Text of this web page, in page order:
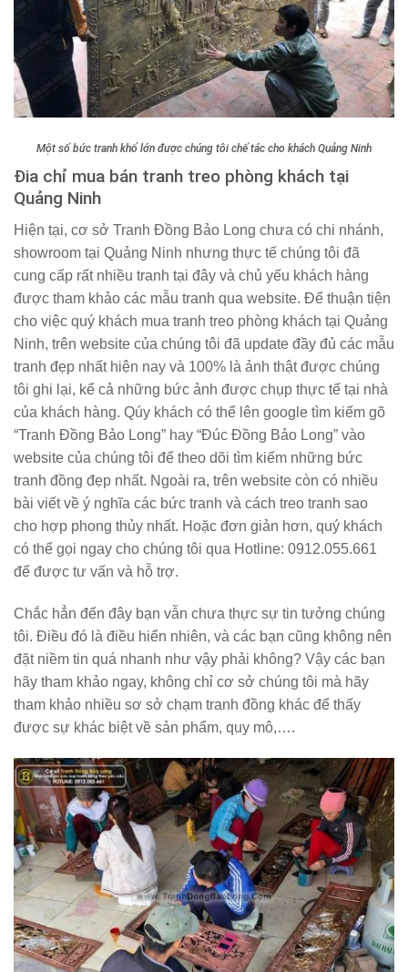
Một số bức tranh khổ lớn được chúng tôi chế tác cho khách Quảng Ninh
Đia chỉ mua bán tranh treo phòng khách tại
Quảng Ninh
Hiện tại, cơ sở Tranh Đồng Bảo Long chưa có chi nhánh,
showroom tại Quảng Ninh nhưng thực tế chúng tôi đã
cung cấp rất nhiều tranh tại đây và chủ yếu khách hàng
được tham khảo các mẫu tranh qua website. Để thuận tiện
cho việc quý khách mua tranh treo phòng khách tại Quảng
Ninh, trên website của chúng tôi đã update đầy đủ các mẫu
tranh đẹp nhất hiện nay và 100% là ảnh thật được chúng
tôi ghi lại, kể cả những bức ảnh được chụp thực tế tại nhà
của khách hàng. Qúy khách có thể lên google tìm kiếm gõ
“Tranh Đồng Bảo Long” hay “Đúc Đồng Bảo Long” vào
website của chúng tôi để theo dõi tìm kiếm những bức
tranh đồng đẹp nhất. Ngoài ra, trên website còn có nhiều
bài viết về ý nghĩa các bức tranh và cách treo tranh sao
cho hợp phong thủy nhất. Hoặc đơn giản hơn, quý khách
có thể gọi ngay cho chúng tôi qua Hotline: 0912.055.661
để được tư vấn và hỗ trợ.
Chắc hẳn đến đây bạn vẫn chưa thực sự tin tưởng chúng
tôi. Điều đó là điều hiển nhiên, và các bạn cũng không nên
đặt niềm tin quá nhanh như vậy phải không? Vậy các bạn
hãy tham khảo ngay, không chỉ cơ sở chúng tôi mà hãy
tham khảo nhiều sơ sở chạm tranh đồng khác để thấy
được sự khác biệt về sản phẩm, quy mô,….